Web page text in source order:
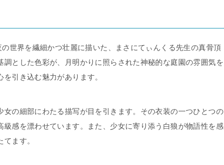
の世界を繊細かつ壮麗に描いた、まさにてぃんくる先生の真骨頂
調とした色彩が、月明かりに照らされた神秘的な庭園の雰囲気を
引き込む魅力があります。
女の細部にわたる描写が目を引きます。その衣装の一つひとつの
級感を漂わせています。また、少女に寄り添う白狼が物語性を感
ます。